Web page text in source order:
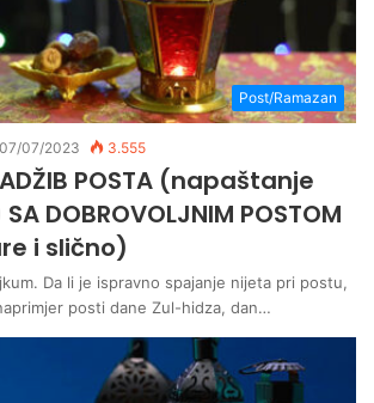
Post/Ramazan
07/07/2023 3.555
POSTA (napaštanje
DOBROVOLJNIM POSTOM
i slično)
Da li je ispravno spajanje nijeta pri postu,
posti dane Zul-hidza, dan…